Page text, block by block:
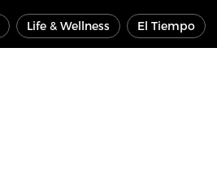
Life & Wellness El Tiempo